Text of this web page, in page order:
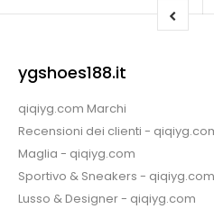
ygshoes188.it
qiqiyg.com Marchi
Recensioni dei clienti -
Maglia - qiqiyg.com
Sportivo & Sneakers - qiqiyg.com
Lusso & Designer - qiqiyg.com